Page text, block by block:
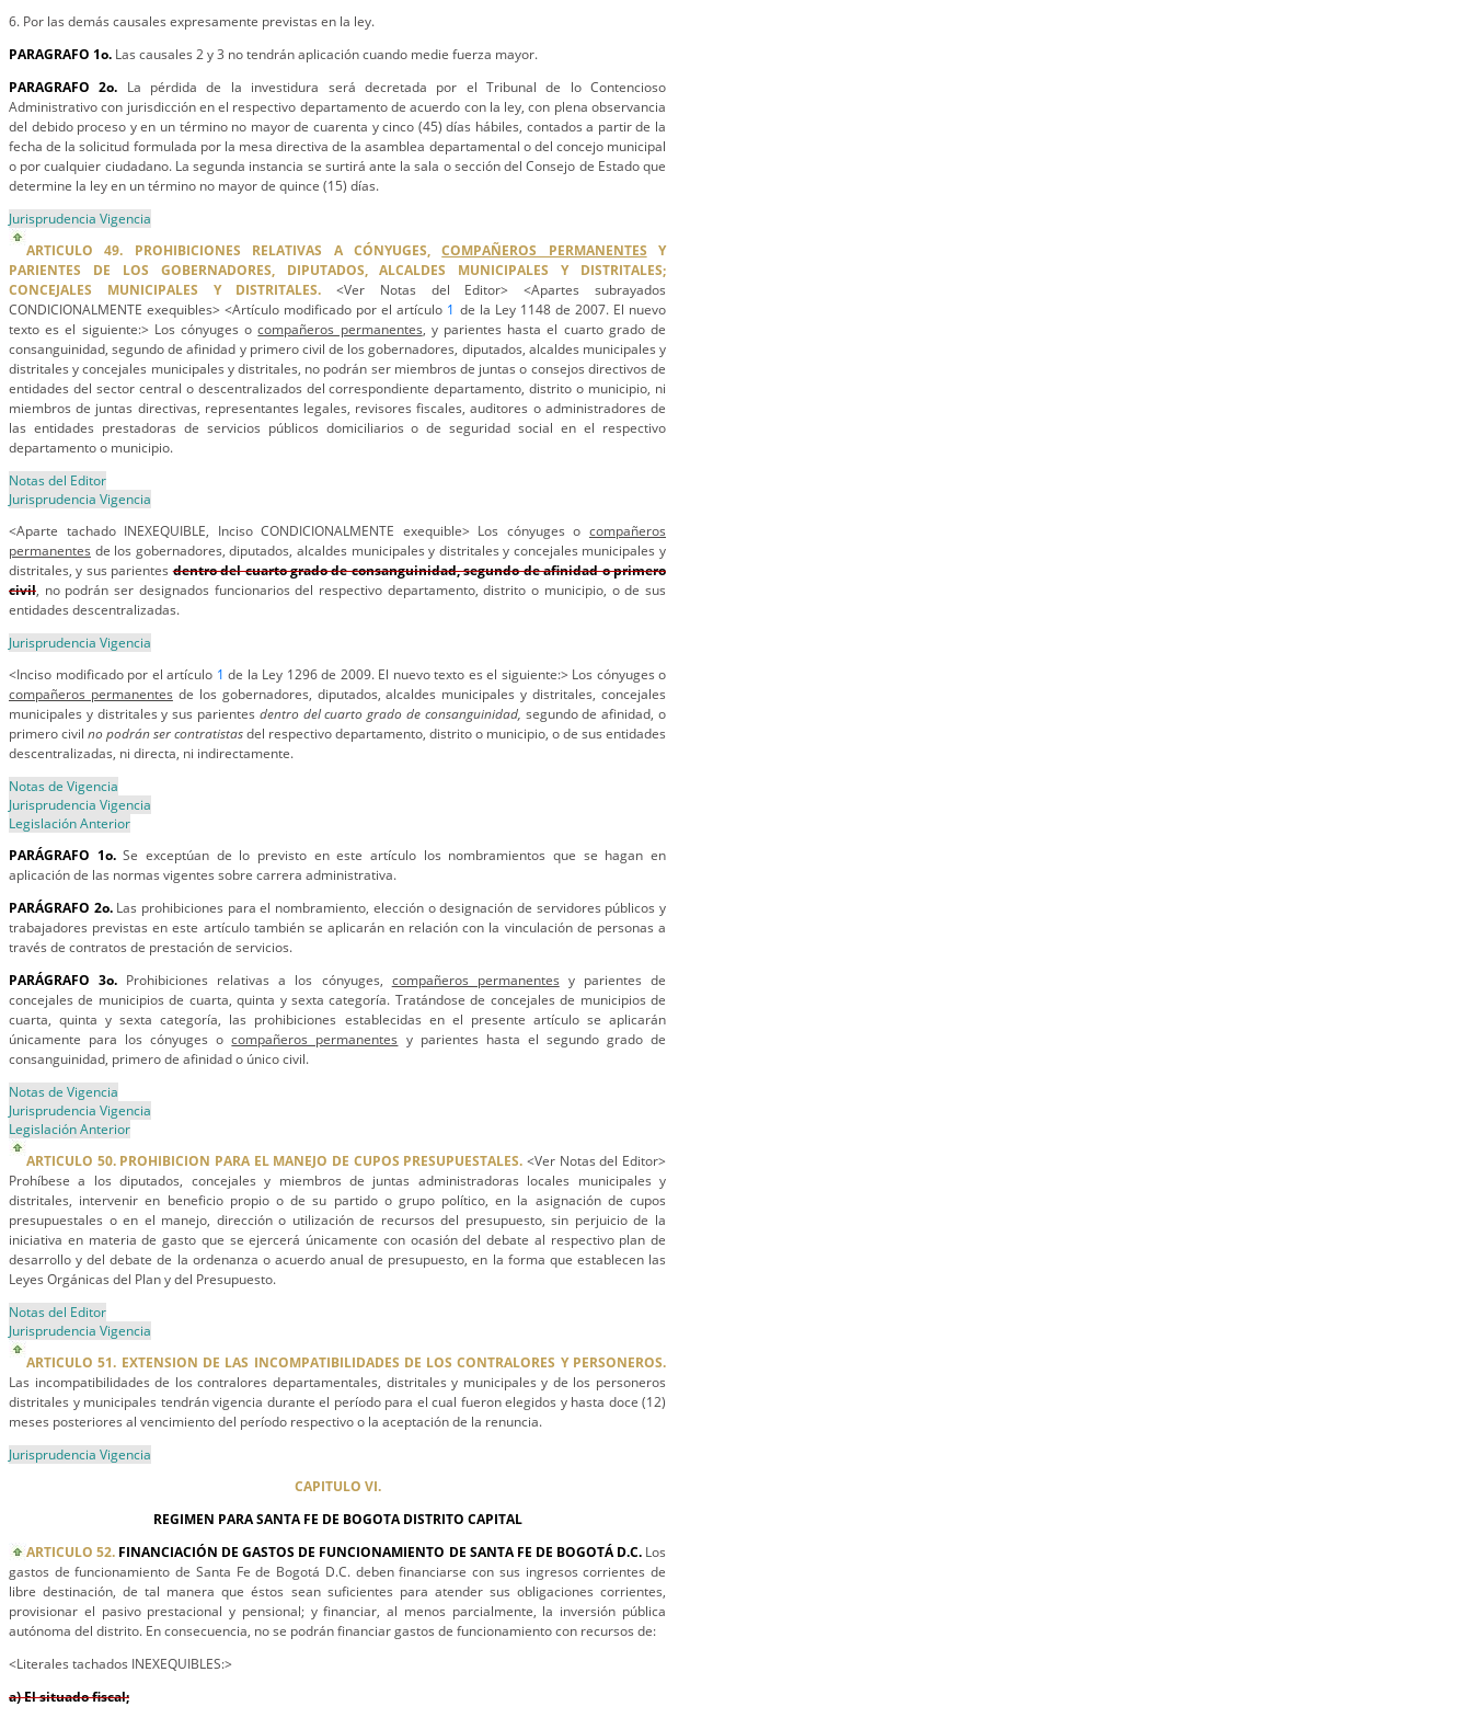
6. Por las demás causales expresamente previstas en la ley.
PARAGRAFO 1o. Las causales 2 y 3 no tendrán aplicación cuando medie fuerza mayor.
PARAGRAFO 2o. La pérdida de la investidura será decretada por el Tribunal de lo Contencioso
Administrativo con jurisdicción en el respectivo departamento de acuerdo con la ley, con plena observancia
del debido proceso y en un término no mayor de cuarenta y cinco (45) días hábiles, contados a partir de la
fecha de la solicitud formulada por la mesa directiva de la asamblea departamental o del concejo municipal
o por cualquier ciudadano. La segunda instancia se surtirá ante la sala o sección del Consejo de Estado que
determine la ley en un término no mayor de quince (15) días.
Jurisprudencia Vigencia
ARTICULO 49. PROHIBICIONES RELATIVAS A CÓNYUGES,COMPAÑEROS PERMANENTES Y
PARIENTES DE LOS GOBERNADORES, DIPUTADOS, ALCALDES MUNICIPALES Y DISTRITALES;
CONCEJALES MUNICIPALES Y DISTRITALES. <Ver Notas del Editor> <Apartes subrayados
CONDICIONALMENTE exequibles> <Artículo modificado por el artículo 1 de la Ley 1148 de 2007. El nuevo
texto es el siguiente:> Los cónyuges ocompañeros permanentes, y parientes hasta el cuarto grado de
consanguinidad, segundo de afinidad y primero civil de los gobernadores, diputados, alcaldes municipales y
distritales y concejales municipales y distritales, no podrán ser miembros de juntas o consejos directivos de
entidades del sector central o descentralizados del correspondiente departamento, distrito o municipio, ni
miembros de juntas directivas, representantes legales, revisores fiscales, auditores o administradores de
las entidades prestadoras de servicios públicos domiciliarios o de seguridad social en el respectivo
departamento o municipio.
Notas del Editor
Jurisprudencia Vigencia
<Aparte tachado INEXEQUIBLE, Inciso CONDICIONALMENTE exequible> Los cónyuges o compañeros
permanentes de los gobernadores, diputados, alcaldes municipales y distritales y concejales municipales y
distritales, y sus parientesdentro del cuarto grado de consanguinidad, segundo de afinidad o primero
civil, no podrán ser designados funcionarios del respectivo departamento, distrito o municipio, o de sus
entidades descentralizadas.
Jurisprudencia Vigencia
<Inciso modificado por el artículo 1 de la Ley 1296 de 2009. El nuevo texto es el siguiente:> Los cónyuges o
compañeros permanentes de los gobernadores, diputados, alcaldes municipales y distritales, concejales
municipales y distritales y sus parientes dentro del cuarto grado de consanguinidad, segundo de afinidad, o
primero civil no podrán ser contratistasdel respectivo departamento, distrito o municipio, o de sus entidades
descentralizadas, ni directa, ni indirectamente.
Notas de Vigencia
Jurisprudencia Vigencia
Legislación Anterior
PARÁGRAFO 1o.Se exceptúan de lo previsto en este artículo los nombramientos que se hagan en
aplicación de las normas vigentes sobre carrera administrativa.
PARÁGRAFO 2o.Las prohibiciones para el nombramiento, elección o designación de servidores públicos y
trabajadores previstas en este artículo también se aplicarán en relación con la vinculación de personas a
través de contratos de prestación de servicios.
PARÁGRAFO 3o. Prohibiciones relativas a los cónyuges, compañeros permanentes y parientes de
concejales de municipios de cuarta, quinta y sexta categoría. Tratándose de concejales de municipios de
cuarta, quinta y sexta categoría, las prohibiciones establecidas en el presente artículo se aplicarán
únicamente para los cónyuges ocompañeros permanentes y parientes hasta el segundo grado de
consanguinidad, primero de afinidad o único civil.
Notas de Vigencia
Jurisprudencia Vigencia
Legislación Anterior
ARTICULO 50. PROHIBICION PARA EL MANEJO DE CUPOS PRESUPUESTALES. <Ver Notas del Editor>
Prohíbese a los diputados, concejales y miembros de juntas administradoras locales municipales y
distritales, intervenir en beneficio propio o de su partido o grupo político, en la asignación de cupos
presupuestales o en el manejo, dirección o utilización de recursos del presupuesto, sin perjuicio de la
iniciativa en materia de gasto que se ejercerá únicamente con ocasión del debate al respectivo plan de
desarrollo y del debate de la ordenanza o acuerdo anual de presupuesto, en la forma que establecen las
Leyes Orgánicas del Plan y del Presupuesto.
Notas del Editor
Jurisprudencia Vigencia
ARTICULO 51. EXTENSION DE LAS INCOMPATIBILIDADES DE LOS CONTRALORES Y PERSONEROS.
Las incompatibilidades de los contralores departamentales, distritales y municipales y de los personeros
distritales y municipales tendrán vigencia durante el período para el cual fueron elegidos y hasta doce (12)
meses posteriores al vencimiento del período respectivo o la aceptación de la renuncia.
Jurisprudencia Vigencia
CAPITULO VI.
REGIMEN PARA SANTA FE DE BOGOTA DISTRITO CAPITAL
ARTICULO 52. FINANCIACIÓN DE GASTOS DE FUNCIONAMIENTO DE SANTA FE DE BOGOTÁ D.C.Los
gastos de funcionamiento de Santa Fe de Bogotá D.C. deben financiarse con sus ingresos corrientes de
libre destinación, de tal manera que éstos sean suficientes para atender sus obligaciones corrientes,
provisionar el pasivo prestacional y pensional; y financiar, al menos parcialmente, la inversión pública
autónoma del distrito. En consecuencia, no se podrán financiar gastos de funcionamiento con recursos de:
<Literales tachados INEXEQUIBLES:>
a) El situado fiscal;